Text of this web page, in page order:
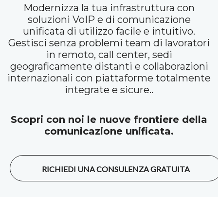
Modernizza la tua infrastruttura con
soluzioni VoIP e di comunicazione
unificata di utilizzo facile e intuitivo.
Gestisci senza problemi team di lavoratori
in remoto, call center, sedi
geograficamente distanti e collaborazioni
internazionali con piattaforme totalmente
integrate e sicure..
Scopri con noi le nuove frontiere della
comunicazione unificata.
RICHIEDI UNA CONSULENZA GRATUITA